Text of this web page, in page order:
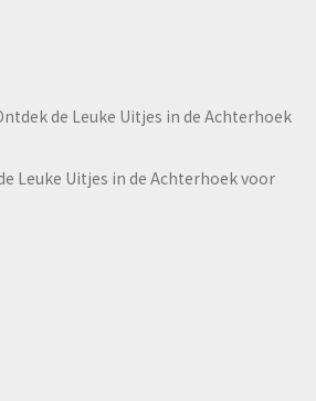
de Leuke Uitjes in de Achterhoek
Leuke Uitjes in de Achterhoek voor